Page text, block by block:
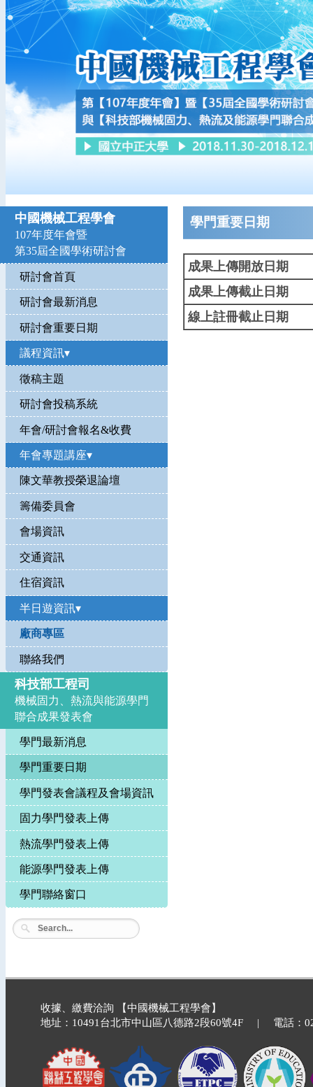
中國機械工程學會
107年度年會暨
第35屆全國學術研討會
研討會首頁
研討會最新消息
研討會重要日期
議程資訊▾
徵稿主題
研討會投稿系統
年會/研討會報名&收費
年會專題講座▾
陳文華教授榮退論壇
籌備委員會
會場資訊
交通資訊
住宿資訊
半日遊資訊▾
廠商專區
聯絡我們
科技部工程司
機械固力、熱流與能源學門
聯合成果發表會
學門最新消息
學門重要日期
學門發表會議程及會場資訊
固力學門發表上傳
熱流學門發表上傳
能源學門發表上傳
學門聯絡窗口
學門重要日期
成果上傳開放日期
成果上傳截止日期
線上註冊截止日期
收據、繳費洽詢 【中國機械工程學會】
地址：10491台北市中山區八德路2段60號4F | 電話：